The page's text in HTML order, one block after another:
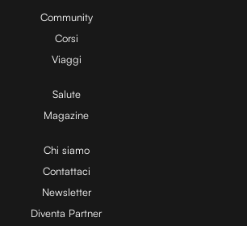
y
V
i
d
Community
Corsi
Viaggi
Salute
Magazine
Chi siamo
Contattaci
Newsletter
Diventa Partner